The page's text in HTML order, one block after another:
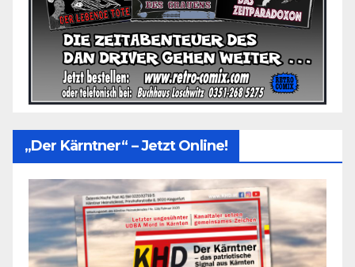
„Der Kärntner“ – Jetzt Online!